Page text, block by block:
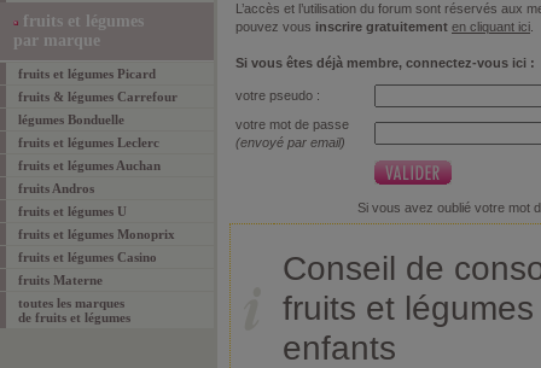
fruits et légumes
par marque
fruits et légumes Picard
fruits & légumes Carrefour
légumes Bonduelle
fruits et légumes Leclerc
fruits et légumes Auchan
fruits Andros
fruits et légumes U
fruits et légumes Monoprix
fruits et légumes Casino
fruits Materne
toutes les marques
de fruits et légumes
L’accès et l’utilisation du forum sont réservés aux
pouvez vous inscrire gratuitement en cliquant ici
Si vous êtes déjà membre, connectez-vous ici :
votre pseudo :
votre mot de passe
(envoyé par email)
Si vous avez oublié votre mot
Conseil de
fruits et
enfants